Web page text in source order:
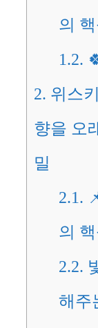
의
1.2.
2. 위스
향을 오
밀
2.1.
의
2.2.
해주